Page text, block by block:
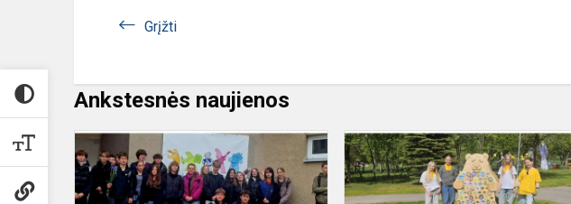
Grįžti
Ankstesnės naujienos
Susipažinimas
su
dizainerio